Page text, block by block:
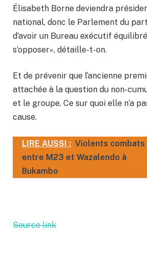
Élisabeth Borne deviendra
national, donc le Parlement du
d’avoir un Bureau exécutif
s’opposer», détaille-t-on.
Et de prévenir que l’ancienne
attachée à la question du non-
et le groupe. Ce sur quoi elle n’a
cause.
LIRE AUSSI : Violents combats
entre M23 et Wazalendo à
Bukambo
Source link